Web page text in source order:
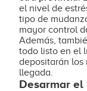
el nivel de
tipo de
mayor control
Además,
todo listo en el
depositarán los
llegada.
Desarmar el